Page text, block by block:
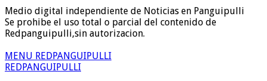
Medio digital independiente de Noticias en Panguipulli
Se prohibe el uso total o parcial del contenido de
Redpanguipulli,sin autorizacion.
MENU REDPANGUIPULLI
REDPANGUIPULLI